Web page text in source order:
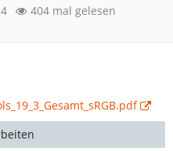
404 mal gelesen